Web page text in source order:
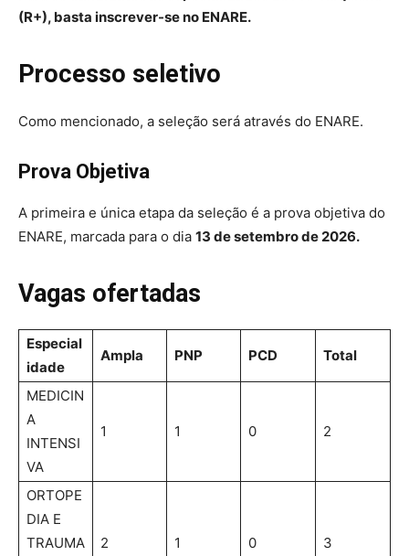
(R+), basta inscrever-se no ENARE.
Processo seletivo
Como mencionado, a seleção será através do ENARE.
Prova Objetiva
A primeira e única etapa da seleção é a prova objetiva do
ENARE, marcada para o dia 13 de setembro de 2026.
Vagas ofertadas
Especial
idade
Ampla PNP PCD Total
MEDICIN
A
INTENSI
VA
1 1 0 2
ORTOPE
DIA E
TRAUMA
2 1 0 3